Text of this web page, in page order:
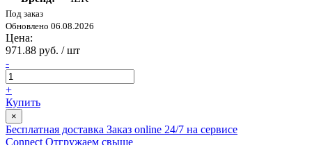
Под заказ
Обновлено 06.08.2026
Цена:
971.88 руб. / шт
-
+
Купить
×
Бесплатная доставка Заказ online 24/7 на сервисе
Connect Отгружаем свыше